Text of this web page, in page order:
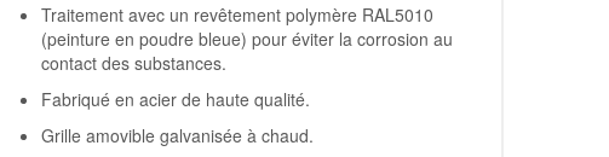
Traitement avec un revêtement polymère RAL5010
(peinture en poudre bleue) pour éviter la corrosion au
contact des substances.
Fabriqué en acier de haute qualité.
Grille amovible galvanisée à chaud.